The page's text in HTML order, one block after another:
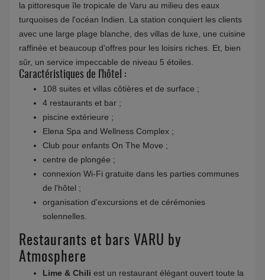
la pittoresque île tropicale de Varu au milieu des eaux
turquoises de l'océan Indien. La station conquiert les clients
avec une large plage blanche, des villas de luxe, une cuisine
raffinée et beaucoup d'offres pour les loisirs riches. Et, bien
sûr, un service impeccable de niveau 5 étoiles.
Caractéristiques de l'hôtel :
108 suites et villas côtières et de surface ;
4 restaurants et bar ;
piscine extérieure ;
Elena Spa and Wellness Complex ;
Club pour enfants On The Move ;
centre de plongée ;
connexion Wi-Fi gratuite dans les parties communes
de l'hôtel ;
organisation d'excursions et de cérémonies
solennelles.
Restaurants et bars VARU by
Atmosphere
Lime & Chili est un restaurant élégant ouvert toute la